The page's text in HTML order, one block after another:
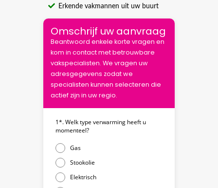
Erkende vakmannen uit uw buurt
Omschrijf uw aanvraag
Beantwoord enkele korte vragen en
kom in contact met betrouwbare
vakspecialisten. We vragen uw
adresgegevens zodat we
specialisten kunnen selecteren die
actief zijn in uw regio.
1*. Welk type verwarming heeft u
momenteel?
Gas
Stookolie
Elektrisch